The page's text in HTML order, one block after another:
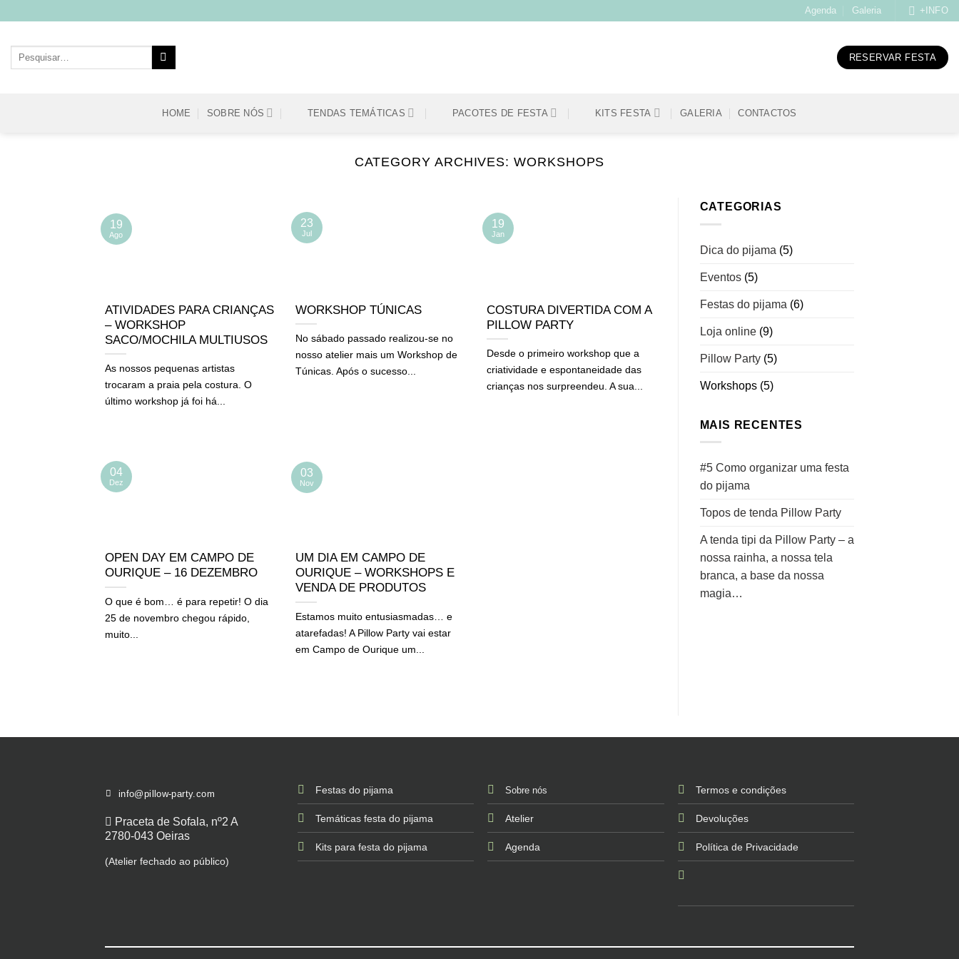
content
Agenda Galeria +INFO
Pesquisar
RESERVAR FESTA
HOME SOBRE NÓS TENDAS TEMÁTICAS PACOTES DE FESTA KITS FESTA GALERIA CONTACTOS
CATEGORY ARCHIVES:WORKSHOPS
ATIVIDADES PARA CRIANÇAS
– WORKSHOP
SACO/MOCHILA MULTIUSOS
As nossos pequenas artistas
trocaram a praia pela costura. O
último workshop já foi há...
19
Ago
WORKSHOP TÚNICAS
No sábado passado realizou-se no
nosso atelier mais um Workshop de
Túnicas. Após o sucesso...
23
Jul
COSTURA DIVERTIDA COM A
PILLOW PARTY
Desde o primeiro workshop que a
criatividade e espontaneidade das
crianças nos surpreendeu. A sua...
19
Jan
OPEN DAY EM CAMPO DE
OURIQUE – 16 DEZEMBRO
O que é bom… é para repetir! O dia
25 de novembro chegou rápido,
muito...
04
Dez
UM DIA EM CAMPO DE
OURIQUE – WORKSHOPS E
VENDA DE PRODUTOS
Estamos muito entusiasmadas… e
atarefadas! A Pillow Party vai estar
em Campo de Ourique um...
03
Nov
CATEGORIAS
Dica do pijama (5)
Eventos(5)
Festas do pijama (6)
Loja online(9)
Pillow Party(5)
Workshops(5)
MAIS RECENTES
#5 Como organizar uma festa
do pijama
Topos de tenda Pillow Party
A tenda tipi da Pillow Party – a
nossa rainha, a nossa tela
branca, a base da nossa
magia…
info@pillow-party.com
Praceta de Sofala, nº2 A
2780-043 Oeiras
(Atelier fechado ao público)
Festas do pijama
Temáticas festa do pijama
Kits para festa do pijama
Sobre nós
Atelier
Agenda
Termos e condições
Devoluções
Política de Privacidade